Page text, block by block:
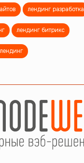
лендинг разработка
лендинг битрикс